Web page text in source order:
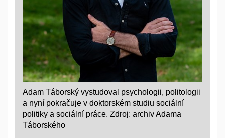
Adam Táborský vystudoval psychologii, politologii
a nyní pokračuje v doktorském studiu sociální
politiky a sociální práce. Zdroj: archiv Adama
Táborského